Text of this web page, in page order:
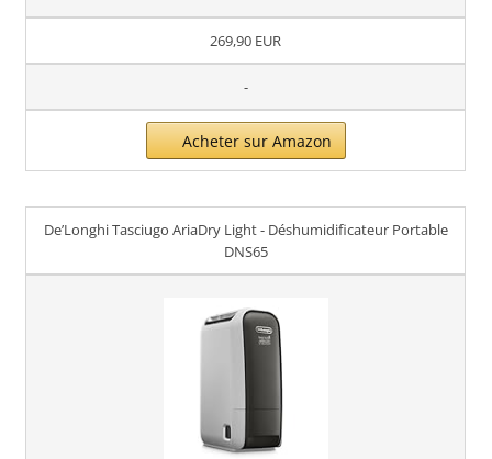
269,90 EUR
-
Acheter sur Amazon
De’Longhi Tasciugo AriaDry Light - Déshumidificateur Portable
DNS65